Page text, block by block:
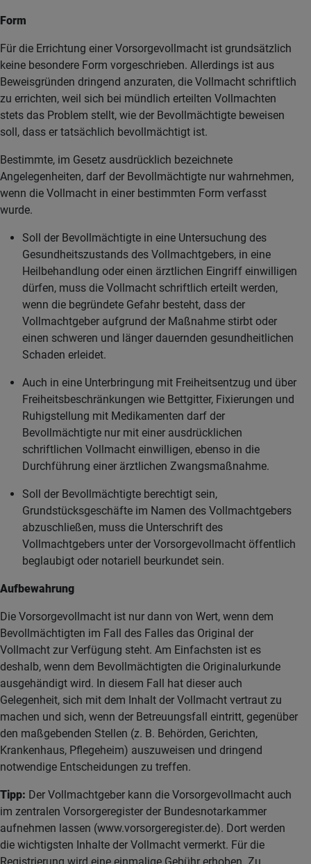
Form
Für die Errichtung einer Vorsorgevollmacht ist grundsätzlich
keine besondere Form vorgeschrieben. Allerdings ist aus
Beweisgründen dringend anzuraten, die Vollmacht schriftlich
zu errichten, weil sich bei mündlich erteilten Vollmachten
stets das Problem stellt, wie der Bevollmächtigte beweisen
soll, dass er tatsächlich bevollmächtigt ist.
Bestimmte, im Gesetz ausdrücklich bezeichnete
Angelegenheiten, darf der Bevollmächtigte nur wahrnehmen,
wenn die Vollmacht in einer bestimmten Form verfasst
wurde.
Soll der Bevollmächtigte in eine Untersuchung des
Gesundheitszustands des Vollmachtgebers, in eine
Heilbehandlung oder einen ärztlichen Eingriff einwilligen
dürfen, muss die Vollmacht schriftlich erteilt werden,
wenn die begründete Gefahr besteht, dass der
Vollmachtgeber aufgrund der Maßnahme stirbt oder
einen schweren und länger dauernden gesundheitlichen
Schaden erleidet.
Auch in eine Unterbringung mit Freiheitsentzug und über
Freiheitsbeschränkungen wie Bettgitter, Fixierungen und
Ruhigstellung mit Medikamenten darf der
Bevollmächtigte nur mit einer ausdrücklichen
schriftlichen Vollmacht einwilligen, ebenso in die
Durchführung einer ärztlichen Zwangsmaßnahme.
Soll der Bevollmächtigte berechtigt sein,
Grundstücksgeschäfte im Namen des Vollmachtgebers
abzuschließen, muss die Unterschrift des
Vollmachtgebers unter der Vorsorgevollmacht öffentlich
beglaubigt oder notariell beurkundet sein.
Aufbewahrung
Die Vorsorgevollmacht ist nur dann von Wert, wenn dem
Bevollmächtigten im Fall des Falles das Original der
Vollmacht zur Verfügung steht. Am Einfachsten ist es
deshalb, wenn dem Bevollmächtigten die Originalurkunde
ausgehändigt wird. In diesem Fall hat dieser auch
Gelegenheit, sich mit dem Inhalt der Vollmacht vertraut zu
machen und sich, wenn der Betreuungsfall eintritt, gegenüber
den maßgebenden Stellen (z. B. Behörden, Gerichten,
Krankenhaus, Pflegeheim) auszuweisen und dringend
notwendige Entscheidungen zu treffen.
Tipp: Der Vollmachtgeber kann die Vorsorgevollmacht auch
im zentralen Vorsorgeregister der Bundesnotarkammer
aufnehmen lassen (www.vorsorgeregister.de). Dort werden
die wichtigsten Inhalte der Vollmacht vermerkt. Für die